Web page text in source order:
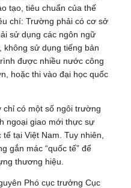
tạo, tiêu chuẩn của thế
chí: Trường phải có cơ sở
sử dụng các ngôn ngữ
không sử dụng tiếng bản
được nhiều nước công
hoặc thi vào đại học quốc
chỉ có một số ngôi trường
ngoại giao mới thực sự
tại Việt Nam. Tuy nhiên,
gắn mác “quốc tế” để
thương hiệu.
Phó cục trưởng Cục